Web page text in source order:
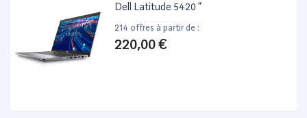
Dell Latitude 5420 ”
214 offres à partir de :
220,00 €